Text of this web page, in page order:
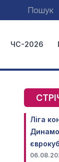
ЧС-2026
Ліга